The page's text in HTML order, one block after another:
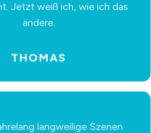
Jetzt weiß ich, wie ich das
ändere.
THOMAS
langweilige Szenen